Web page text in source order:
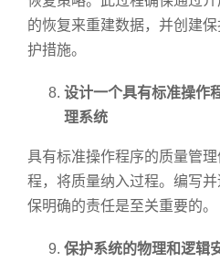
的恢复来重建数据，并创建
护措施。
设计一个具有标准操作
理系统
具有标准操作程序的质量管
程，将质量纳入过程。编写
保明确的责任是至关重要的。
保护系统的物理和逻辑